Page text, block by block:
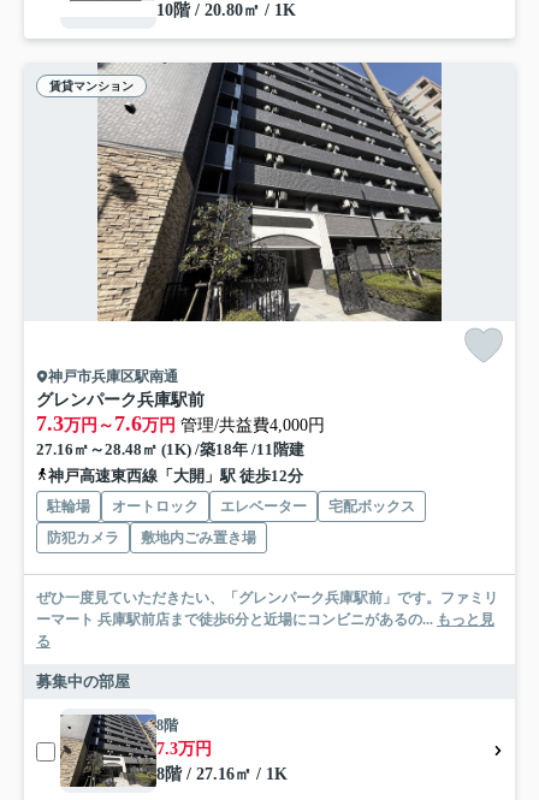
10階 / 20.80㎡ / 1K
賃貸マンション
神戸市兵庫区駅南通
グレンパーク兵庫駅前
7.3万円～ 7.6万円 管理/共益費4,000円
27.16㎡～28.48㎡ (1K) /築18年 /11階建
神戸高速東西線「大開」駅 徒歩12分
駐輪場 オートロック エレベーター
宅配ボックス
防犯カメラ
敷地内ごみ置き場
ぜひ一度見ていただきたい、「グレンパーク兵庫駅前」です。ファミリ
ーマート 兵庫駅前店まで徒歩6分と近場にコンビニがあるの... もっと見
る
募集中の部屋
8階
7.3万円
8階 / 27.16㎡ / 1K